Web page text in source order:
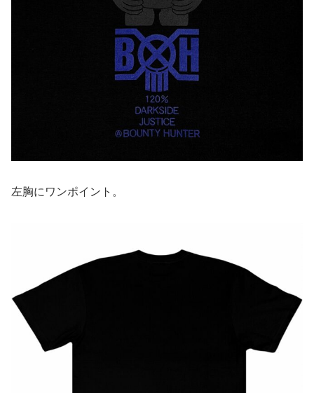
左胸にワンポイント。